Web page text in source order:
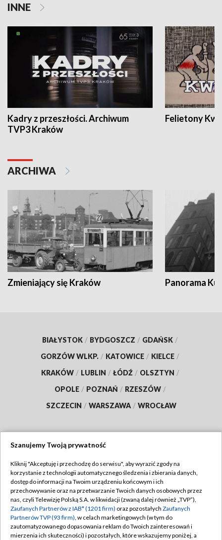
INNE
Kadry z przeszłości. Archiwum
TVP3 Kraków
Felietony
ARCHIWA
Zmieniający się Kraków Panorama
BIAŁYSTOK / BYDGOSZCZ / GDAŃSK /
GORZÓW WLKP. / KATOWICE / KIELCE /
KRAKÓW / LUBLIN / ŁÓDŹ / OLSZTYN /
OPOLE / POZNAŃ / RZESZÓW /
SZCZECIN / WARSZAWA / WROCŁAW
TVP
Abonament TVP
Emisja w TVP
Centrum informacji TVP
Regulamin TVP
Polityka prywatności
Moje zgody
Szanujemy Twoją prywatność
Kliknij "Akceptuję i przechodzę do serwisu", aby wyrazić zgody na
korzystanie z technologii automatycznego śledzenia i zbierania danych,
dostęp do informacji na Twoim urządzeniu końcowym i ich
przechowywanie oraz na przetwarzanie Twoich danych osobowych przez
nas, czyli Telewizję Polską S.A. w likwidacji (zwaną dalej również „TVP”),
Zaufanych Partnerów z IAB* (1201 firm) oraz pozostałych Zaufanych
Partnerów TVP (93 firm), w celach marketingowych (w tym do
zautomatyzowanego dopasowania reklam do Twoich zainteresowań i
mierzenia ich skuteczności) i pozostałych, które wskazujemy poniżej, a